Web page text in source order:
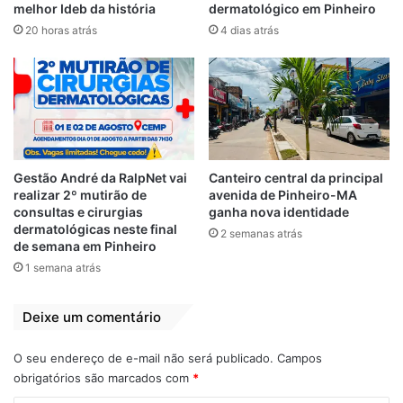
bumba-boi em ritmo de bolero). Juarez era
para o trem.
Juarez Sousa era casado com Ana e deixa
dois filhos (Thiago e Vanessa). OPortal G7
se solidariza com a família e os amigos do
radialista neste momento de profunda dor.
Nota de Pesar de autoridades pela morte
do radialista
melhor Ideb da história
20 horas atrás
dermatológico em Pinheiro
4 dias atrás
Gestão André da RalpNet vai
realizar 2º mutirão de
consultas e cirurgias
dermatológicas neste final
de semana em Pinheiro
1 semana atrás
Canteiro central da principal
avenida de Pinheiro-MA
ganha nova identidade
2 semanas atrás
Deixe um comentário
O seu endereço de e-mail não será publicado. Campos
obrigatórios são marcados com *